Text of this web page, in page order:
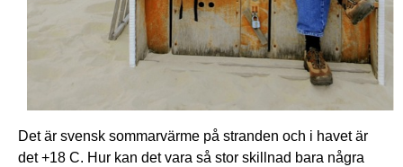
Det är svensk sommarvärme på stranden och i havet är
det +18 C. Hur kan det vara så stor skillnad bara några